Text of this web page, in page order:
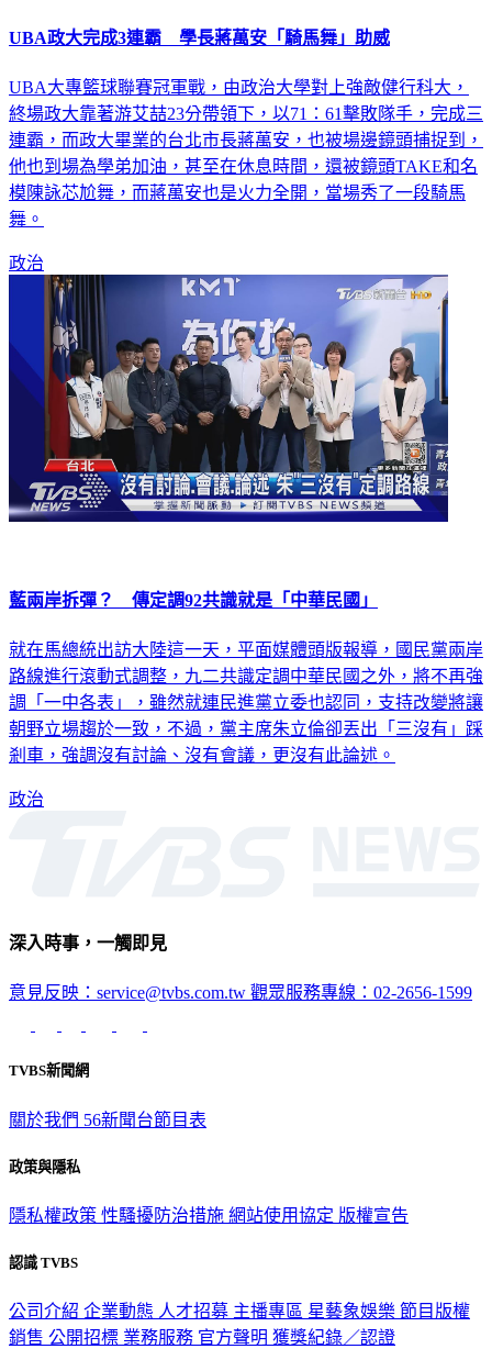
UBA政大完成3連霸 學長蔣萬安「騎馬舞」助威
UBA大專籃球聯賽冠軍戰，由政治大學對上強敵健行科大，
終場政大靠著游艾喆23分帶領下，以71：61擊敗隊手，完成三
連霸，而政大畢業的台北市長蔣萬安，也被場邊鏡頭捕捉到，
他也到場為學弟加油，甚至在休息時間，還被鏡頭TAKE和名
模陳詠芯尬舞，而蔣萬安也是火力全開，當場秀了一段騎馬
舞。
政治
藍兩岸拆彈？ 傳定調92共識就是「中華民國」
就在馬總統出訪大陸這一天，平面媒體頭版報導，國民黨兩岸
路線進行滾動式調整，九二共識定調中華民國之外，將不再強
調「一中各表」，雖然就連民進黨立委也認同，支持改變將讓
朝野立場趨於一致，不過，黨主席朱立倫卻丟出「三沒有」踩
剎車，強調沒有討論、沒有會議，更沒有此論述。
政治
深入時事，一觸即見
意見反映：service@tvbs.com.tw 觀眾服務專線：02-2656-1599
TVBS新聞網
關於我們 56新聞台節目表
政策與隱私
隱私權政策 性騷擾防治措施 網站使用協定 版權宣告
認識 TVBS
公司介紹 企業動態 人才招募 主播專區 星藝象娛樂 節目版權
銷售 公開招標 業務服務 官方聲明 獲獎紀錄／認證